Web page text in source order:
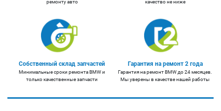
ремонту авто
качество не ниже
Собственный склад запчастей
Минимальные сроки ремонта BMW и
только качественные запчасти
Гарантия на ремонт 2 года
Гарантия на ремонт BMW до 24 месяцев.
Мы уверены в качестве нашей работы